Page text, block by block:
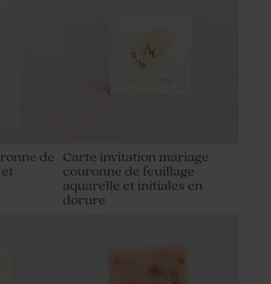
de
Carte invitation mariage
couronne de feuillage
aquarelle et initiales en
dorure